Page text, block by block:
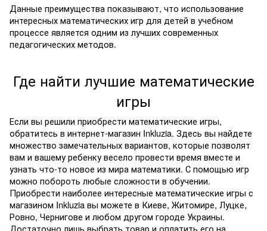
Данные преимущества показывают, что использование
интересных математических игр для детей в учебном
процессе является одним из лучших современных
педагогических методов.
Где найти лучшие математические
игры
Если вы решили приобрести математические игры,
обратитесь в интернет-магазин Inkluzia. Здесь вы найдете
множество замечательных вариантов, которые позволят
вам и вашему ребенку весело провести время вместе и
узнать что-то новое из мира математики. С помощью игр
можно побороть любые сложности в обучении.
Приобрести наиболее интересные математические игры с
магазином Inkluzia вы можете в Киеве, Житомире, Луцке,
Ровно, Чернигове и любом другом городе Украины.
Достаточно лишь выбрать товар и оплатить его на